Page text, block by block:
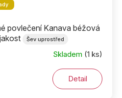
povlečení Kanava béžová
Šev uprostřed
Skladem (1 ks)
Detail